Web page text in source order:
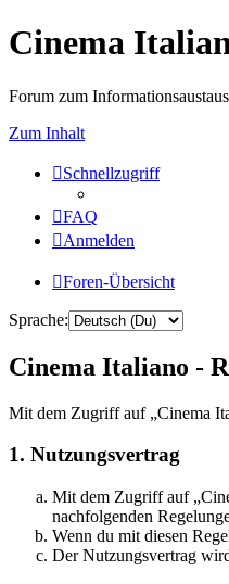
Cinema
Forum zum
Zum Inhalt
Schnellzugriff
FAQ
Anmelden
Foren-Übersicht
Sprache:
Cinema Italiano -
Mit dem Zugriff auf „Cinema
1. Nutzungsvertrag
Mit dem Zugriff auf
nachfolgenden
Wenn du mit diesen
Der Nutzungsvertrag